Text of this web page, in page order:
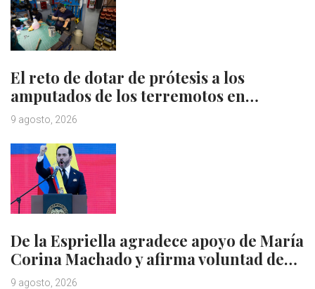
El reto de dotar de prótesis a los
amputados de los terremotos en…
9 agosto, 2026
De la Espriella agradece apoyo de María
Corina Machado y afirma voluntad de…
9 agosto, 2026